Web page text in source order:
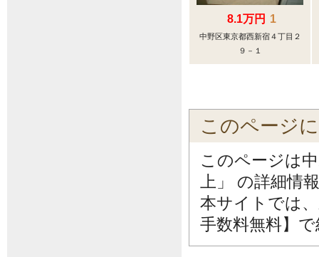
8.1万円 1
中野区東京都西新宿４丁目２
９－１
このページ
このページは
上」 の詳細情
本サイトでは
手数料無料】